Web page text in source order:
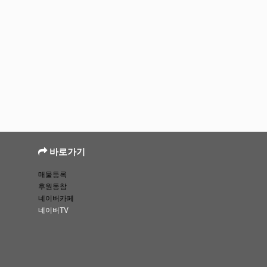
바로가기
매물등록
후원동참
네이버카페
네이버TV